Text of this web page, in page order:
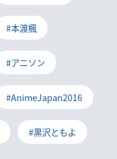
#本渡楓
#アニソン
#AnimeJapan2016
#黒沢ともよ